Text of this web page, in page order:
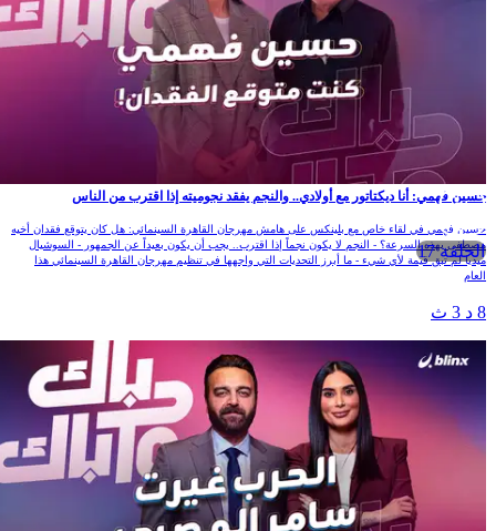
الحلقة 17
حسين فهمي: أنا ديكتاتور مع أولادي.. والنجم يفقد نجوميته إذا اقترب من الناس
حسين فهمي في لقاء خاص مع بلينكس على هامش مهرجان القاهرة السينمائي: هل كان يتوقع فقدان أخيه
مصطفى بهذه السرعة؟ - النجم لا يكون نجماً إذا اقترب.. يجب أن يكون بعيداً عن الجمهور - السوشيال
ميديا لم تبق قيمة لأي شيء - ما أبرز التحديات التي واجهها في تنظيم مهرجان القاهرة السينمائي هذا
العام